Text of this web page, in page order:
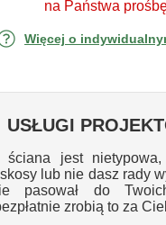
na Państwa
Więcej o
USŁUGI
jest nietypowa,
lub nie dasz rady
pasował do
zrobią to za